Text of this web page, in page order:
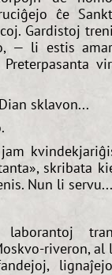
ĉe
Gardistoj
— li estis
sklavon...
skribata
Nun li servu...
riveron, al